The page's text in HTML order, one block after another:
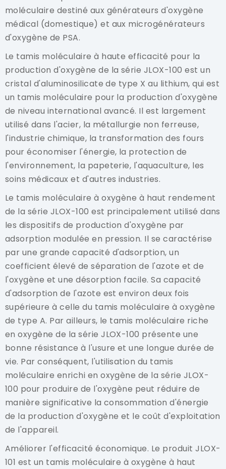
moléculaire destiné aux générateurs d'oxygène
médical (domestique) et aux microgénérateurs
d'oxygène de PSA.
Le tamis moléculaire à haute efficacité pour la
production d'oxygène de la série JLOX-100 est un
cristal d'aluminosilicate de type X au lithium, qui est
un tamis moléculaire pour la production d'oxygène
de niveau international avancé. Il est largement
utilisé dans l'acier, la métallurgie non ferreuse,
l'industrie chimique, la transformation des fours
pour économiser l'énergie, la protection de
l'environnement, la papeterie, l'aquaculture, les
soins médicaux et d'autres industries.
Le tamis moléculaire à oxygène à haut rendement
de la série JLOX-100 est principalement utilisé dans
les dispositifs de production d'oxygène par
adsorption modulée en pression. Il se caractérise
par une grande capacité d'adsorption, un
coefficient élevé de séparation de l'azote et de
l'oxygène et une désorption facile. Sa capacité
d'adsorption de l'azote est environ deux fois
supérieure à celle du tamis moléculaire à oxygène
de type A. Par ailleurs, le tamis moléculaire riche
en oxygène de la série JLOX-100 présente une
bonne résistance à l'usure et une longue durée de
vie. Par conséquent, l'utilisation du tamis
moléculaire enrichi en oxygène de la série JLOX-
100 pour produire de l'oxygène peut réduire de
manière significative la consommation d'énergie
de la production d'oxygène et le coût d'exploitation
de l'appareil.
Améliorer l'efficacité économique. Le produit JLOX-
101 est un tamis moléculaire à oxygène à haut